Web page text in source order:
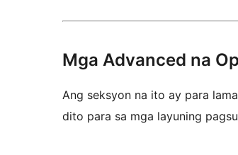
Mga Advanced na
Ang seksyon na ito ay para
dito para sa mga layuning